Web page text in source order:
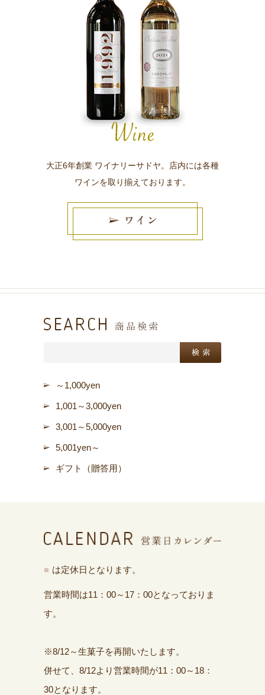
大正6年創業 ワイナリーサドヤ。店内には各種
ワインを取り揃えております。
～1,000yen
1,001～3,000yen
3,001～5,000yen
5,001yen～
ギフト（贈答用）
■ は定休日となります。
営業時間は11：00～17：00となっておりま
す。
※8/12～生菓子を再開いたします。
併せて、8/12より営業時間が11：00～18：
30となります。